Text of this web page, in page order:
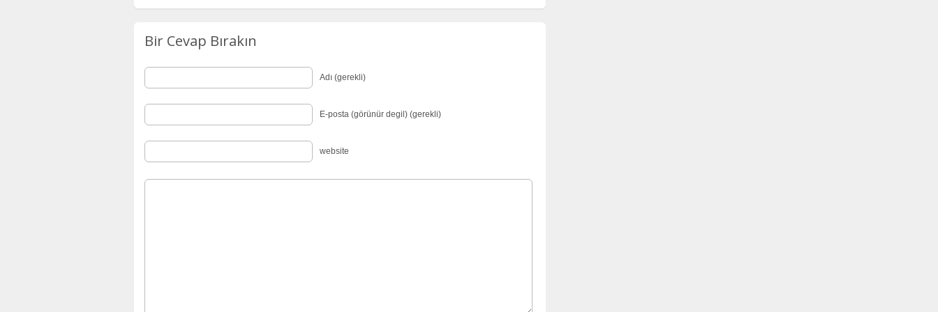
Bir Cevap Bırakın
Adı (gerekli)
E-posta (görünür degil) (gerekli)
website